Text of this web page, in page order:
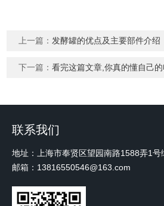
上一篇： 发酵罐的优点及主要部件介绍
下一篇：看完这篇文章,你真的懂自己
联系我们
邮箱：13816550546@163.com